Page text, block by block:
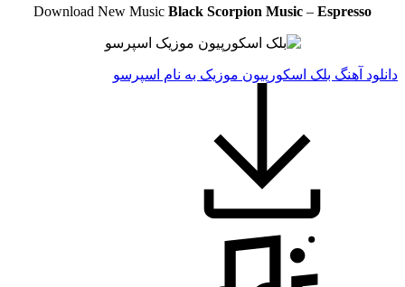
Download New Music Black Scorpion Music – Espresso
دانلود آهنگ بلک اسکورپیون موزیک به نام اسپرسو